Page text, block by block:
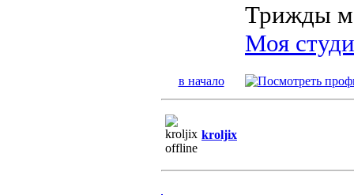
Трижды
Моя
в начало
kroljix